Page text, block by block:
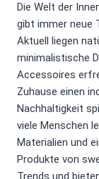
Die Welt der
gibt immer neue
Aktuell liegen
minimalistische
Accessoires
Zuhause einen
Nachhaltigkeit
viele Menschen
Materialien und
Produkte von
Trends und